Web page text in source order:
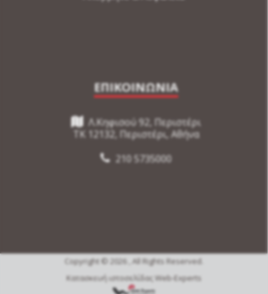
ΕΠΙΚΟΙΝΩΝΙΑ
Λ.Κηφισού 92, Περιστέρι
TK 12132, Περιστέρι, Αθήνα
210 5735000
Copyright © 2026 , All Rights Reserved.
Κατασκευή ιστοσελίδας Web-Experts